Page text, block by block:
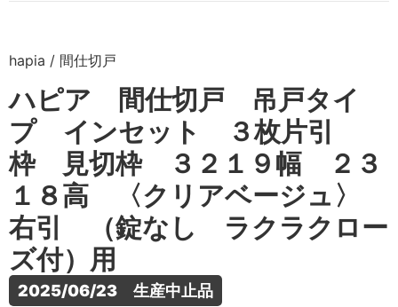
hapia / 間仕切戸
ハピア 間仕切戸 吊戸タイ
プ インセット ３枚片引
枠 見切枠 ３２１９幅 ２３
１８高 〈クリアベージュ〉
右引 （錠なし ラクラクロー
ズ付）用
2025/06/23　生産中止品